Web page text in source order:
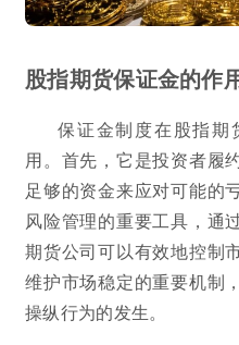
股指期货保证金的作
保证金制度在股指
用。首先，它是投资者履
足够的资金来应对可能的
风险管理的重要工具，通
期货公司可以有效地控制
维护市场稳定的重要机制
操纵行为的发生。